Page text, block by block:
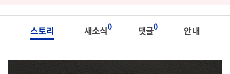
스토리 새소식0 댓글0 안내